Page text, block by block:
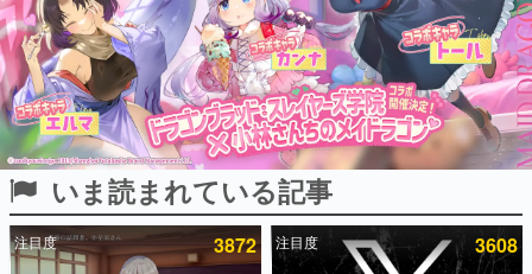
ピックアップ
いま読まれている記事
注目度 3872 注目度 3608